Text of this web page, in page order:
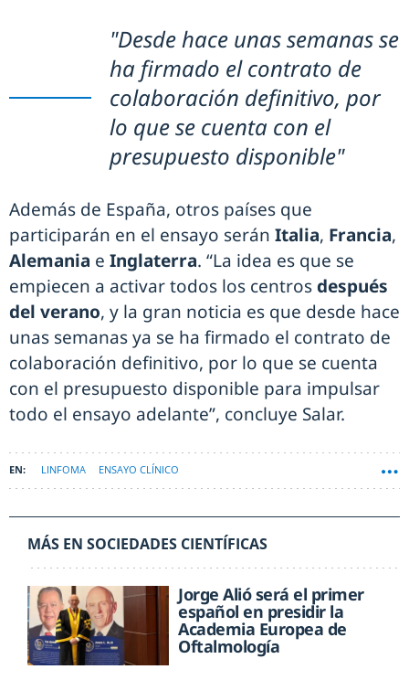
"Desde hace unas semanas se
ha firmado el contrato de
colaboración definitivo, por
lo que se cuenta con el
presupuesto disponible"
Además de España, otros países que
participarán en el ensayo serán Italia, Francia,
Alemania e Inglaterra. “La idea es que se
empiecen a activar todos los centros después
del verano, y la gran noticia es que desde hace
unas semanas ya se ha firmado el contrato de
colaboración definitivo, por lo que se cuenta
con el presupuesto disponible para impulsar
todo el ensayo adelante”, concluye Salar.
LINFOMA ENSAYO CLÍNICO
MÁS EN SOCIEDADES CIENTÍFICAS
Jorge Alió será el primer
español en presidir la
Academia Europea de
Oftalmología